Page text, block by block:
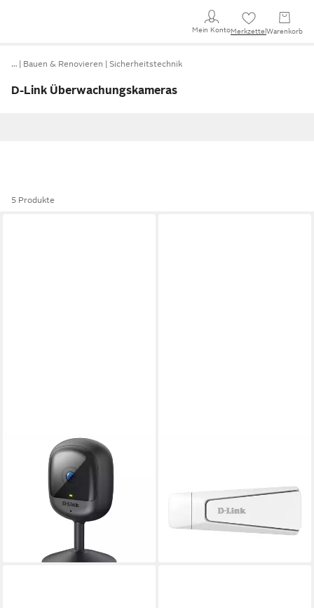
Mein KontoMerkzettel Warenkorb
… Bauen & Renovieren Sicherheitstechnik
D-Link Überwachungskameras
5 Produkte
Überwachungskamera DCS-
6100LHV2/E Cube Kamera 2
MP, 110°, IR-LED 5m, WiFi
ab 33,84 € UVP61,52 €
ab 50,70 €
lieferbar - in 3-4 Werktagen bei dir